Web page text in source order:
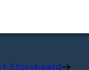
Storyboard